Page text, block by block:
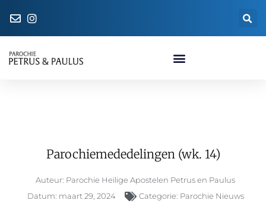
Parochiemededelingen (wk. 14)
Auteur: Parochie Heilige Apostelen Petrus en Paulus
Datum: maart 29, 2024 Categorie: Parochie Nieuws